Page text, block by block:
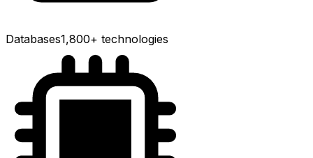
Databases1,800+ technologies